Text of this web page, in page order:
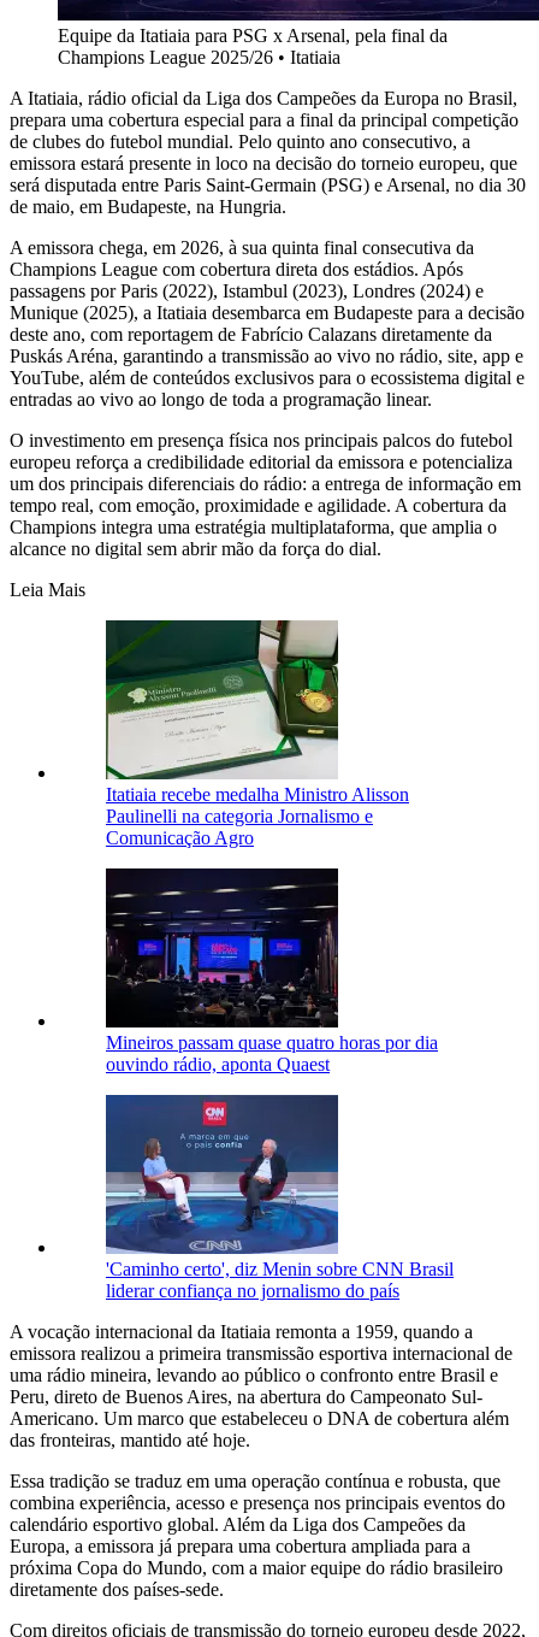
Equipe da Itatiaia para PSG x Arsenal, pela final da
Champions League 2025/26 • Itatiaia
A Itatiaia, rádio oficial da Liga dos Campeões da Europa no Brasil,
prepara uma cobertura especial para a final da principal competição
de clubes do futebol mundial. Pelo quinto ano consecutivo, a
emissora estará presente in loco na decisão do torneio europeu, que
será disputada entre Paris Saint-Germain (PSG) e Arsenal, no dia 30
de maio, em Budapeste, na Hungria.
A emissora chega, em 2026, à sua quinta final consecutiva da
Champions League com cobertura direta dos estádios. Após
passagens por Paris (2022), Istambul (2023), Londres (2024) e
Munique (2025), a Itatiaia desembarca em Budapeste para a decisão
deste ano, com reportagem de Fabrício Calazans diretamente da
Puskás Aréna, garantindo a transmissão ao vivo no rádio, site, app e
YouTube, além de conteúdos exclusivos para o ecossistema digital e
entradas ao vivo ao longo de toda a programação linear.
O investimento em presença física nos principais palcos do futebol
europeu reforça a credibilidade editorial da emissora e potencializa
um dos principais diferenciais do rádio: a entrega de informação em
tempo real, com emoção, proximidade e agilidade. A cobertura da
Champions integra uma estratégia multiplataforma, que amplia o
alcance no digital sem abrir mão da força do dial.
Leia Mais
Itatiaia recebe medalha Ministro Alisson
Paulinelli na categoria Jornalismo e
Comunicação Agro
Mineiros passam quase quatro horas por dia
ouvindo rádio, aponta Quaest
'Caminho certo', diz Menin sobre CNN Brasil
liderar confiança no jornalismo do país
A vocação internacional da Itatiaia remonta a 1959, quando a
emissora realizou a primeira transmissão esportiva internacional de
uma rádio mineira, levando ao público o confronto entre Brasil e
Peru, direto de Buenos Aires, na abertura do Campeonato Sul-
Americano. Um marco que estabeleceu o DNA de cobertura além
das fronteiras, mantido até hoje.
Essa tradição se traduz em uma operação contínua e robusta, que
combina experiência, acesso e presença nos principais eventos do
calendário esportivo global. Além da Liga dos Campeões da
Europa, a emissora já prepara uma cobertura ampliada para a
próxima Copa do Mundo, com a maior equipe do rádio brasileiro
diretamente dos países-sede.
Com direitos oficiais de transmissão do torneio europeu desde 2022,